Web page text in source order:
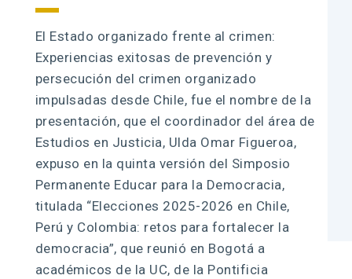
El Estado organizado frente al crimen:
Experiencias exitosas de prevención y
persecución del crimen organizado
impulsadas desde Chile, fue el nombre de la
presentación, que el coordinador del área de
Estudios en Justicia, Ulda Omar Figueroa,
expuso en la quinta versión del Simposio
Permanente Educar para la Democracia,
titulada “Elecciones 2025-2026 en Chile,
Perú y Colombia: retos para fortalecer la
democracia”, que reunió en Bogotá a
académicos de la UC, de la Pontificia